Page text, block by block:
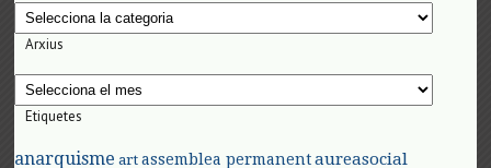
Categories
Arxius
Arxius
Etiquetes
anarquisme art assemblea permanent aureasocial